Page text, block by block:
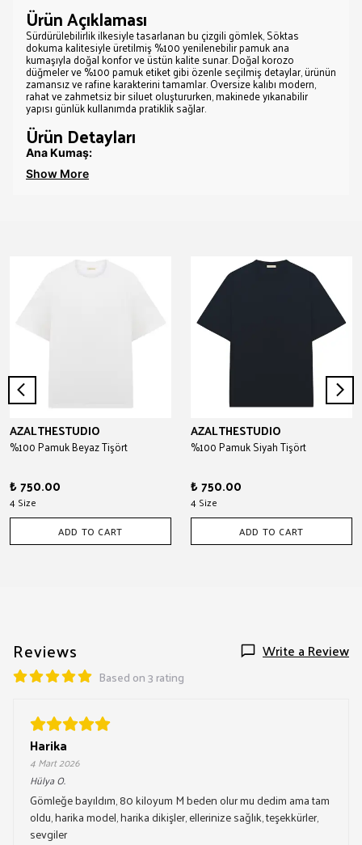
Ürün Açıklaması
Sürdürülebilirlik ilkesiyle tasarlanan bu çizgili gömlek, Söktas
dokuma kalitesiyle üretilmiş %100 yenilenebilir pamuk ana
kumaşıyla doğal konfor ve üstün kalite sunar. Doğal korozo
düğmeler ve %100 pamuk etiket gibi özenle seçilmiş detaylar, ürünün
zamansız ve rafine karakterini tamamlar. Oversize kalıbı modern,
rahat ve zahmetsiz bir siluet oluştururken, makinede yıkanabilir
yapısı günlük kullanımda pratiklik sağlar.
Ürün Detayları
Ana Kumaş:
Show More
AZALTHESTUDIO
%100 Pamuk Beyaz Tişört
₺ 750.00
4 Size
ADD TO CART
AZALTHESTUDIO
%100 Pamuk Siyah Tişört
₺ 750.00
4 Size
ADD TO CART
Reviews Write a Review
Based on 3 rating
Harika
4 Mart 2026
HülyaO.
Gömleğe bayıldım, 80 kiloyum M beden olur mu dedim ama tam
oldu, harika model, harika dikişler, ellerinize sağlık, teşekkürler,
sevgiler